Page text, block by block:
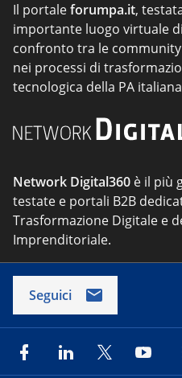
Il portaleforumpa.it,
importante luogo virtuale
confronto tra le
nei processi di
tecnologica della PA
Network Digital360 è il più
testate e portali B2B
Trasformazione Digitale e
Imprenditoriale.
Seguici